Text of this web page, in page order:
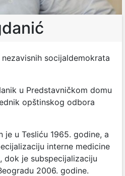
nezavisnih socijaldemokrata
u Predstavničkom domu
opštinskog odbora
je u Tesliću 1965. godine, a
interne medicine
dok je subspecijalizaciju
2006. godine.